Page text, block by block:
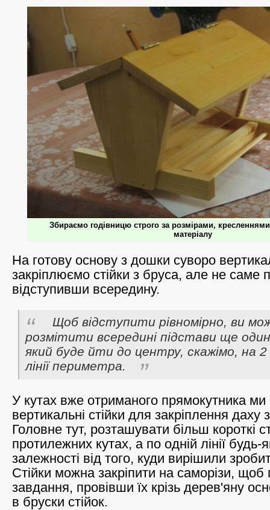
Збираємо годівницю строго за розмірами, кресленнями
матеріалу
На готову основу з дошки суворо
закріплюємо стійки з бруса, але не саме
відступивши всередину.
Щоб відступити рівномірно, ви
розмітити всередині підстави ще
який буде йти до центру, скажімо, на 2
лінії периметра.
У кутах вже отриманого прямокутника
вертикальні стійки для закріплення даху
Головне тут, розташувати більш короткі
протилежних кутах, а по одній лінії будь-
залежності від того, куди вирішили
Стійки можна закріпити на саморізи, щоб
завдання, провівши їх крізь дерев'яну
в бруски стійок.